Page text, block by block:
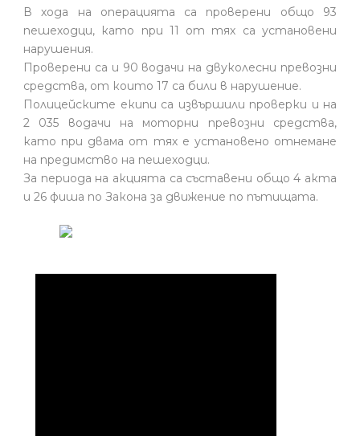
В хода на операцията са проверени общо 93
пешеходци, като при 11 от тях са установени
нарушения.
Проверени са и 90 водачи на двуколесни превозни
средства, от които 17 са били в нарушение.
Полицейските екипи са извършили проверки и на
2 035 водачи на моторни превозни средства,
като при двама от тях е установено отнемане
на предимство на пешеходци.
За периода на акцията са съставени общо 4 акта
и 26 фиша по Закона за движение по пътищата.